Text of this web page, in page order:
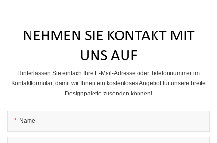
NEHMEN SIE KONTAKT MIT
UNS AUF
Hinterlassen Sie einfach Ihre E-Mail-Adresse oder Telefonnummer im
Kontaktformular, damit wir Ihnen ein kostenloses Angebot für unsere breite
Designpalette zusenden können!
Name